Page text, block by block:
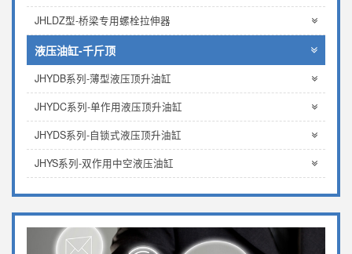
JHLDZ型-桥梁专用螺栓拉伸器
液压油缸-千斤顶
JHYDB系列-薄型液压顶升油缸
JHYDC系列-单作用液压顶升油缸
JHYDS系列-自锁式液压顶升油缸
JHYS系列-双作用中空液压油缸